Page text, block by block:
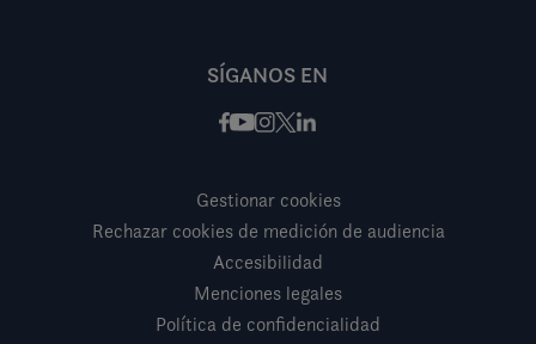
SÍGANOS EN
Facebook
Youtube
Instagram
X / Twitter
LinkedIn
Gestionar cookies
Rechazar cookies de medición de audiencia
Accesibilidad
Menciones legales
Política de confidencialidad